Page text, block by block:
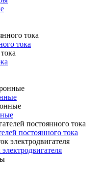
тока
постоянного тока